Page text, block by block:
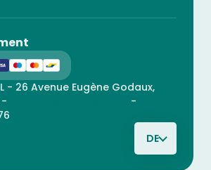
- 26 Avenue Eugène Godaux,
-
-
DE